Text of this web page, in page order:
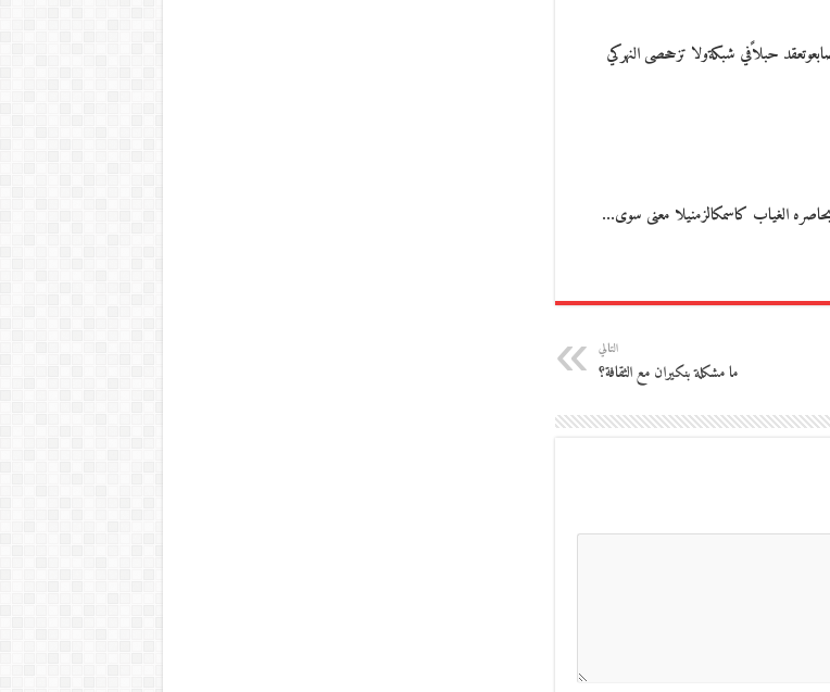
حبلاًفي شبكةولا تزححصى النهركي
التالي
ما مشكلة بنكيران مع الثقافة؟